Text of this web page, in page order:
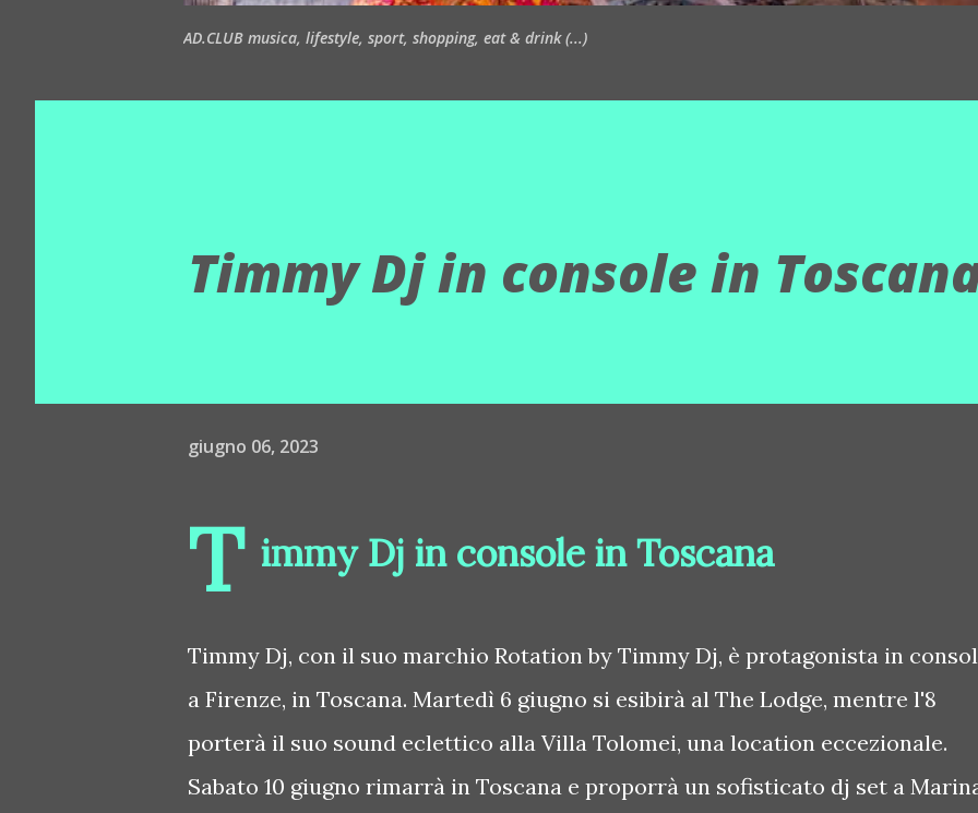
AD.CLUB musica, lifestyle, sport, shopping, eat & drink (...)
Timmy Dj in console in
giugno 06, 2023
T immy Dj in console in Toscana
Timmy Dj, con il suo marchio Rotation by Timmy Dj, è protagonista in
a Firenze, in Toscana. Martedì 6 giugno si esibirà al The Lodge, mentre l'8
porterà il suo sound eclettico alla Villa Tolomei, una location eccezionale.
Sabato 10 giugno rimarrà in Toscana e proporrà un sofisticato dj set a